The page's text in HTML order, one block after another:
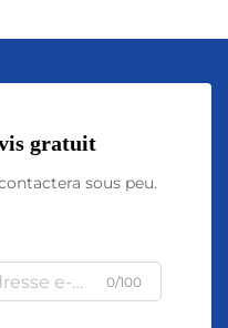
gratuit
sous peu.
0/100